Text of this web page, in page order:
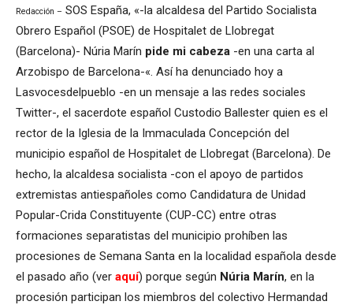
Redacción – SOS España, «-la alcaldesa del Partido Socialista
Obrero Español (PSOE) de Hospitalet de Llobregat
(Barcelona)- Núria Marín pide mi cabeza -en una carta al
Arzobispo de Barcelona-«. Así ha denunciado hoy a
Lasvocesdelpueblo -en un mensaje a las redes sociales
Twitter-, el sacerdote español Custodio Ballester quien es el
rector de la Iglesia de la Immaculada Concepción del
municipio español de Hospitalet de Llobregat (Barcelona). De
hecho, la alcaldesa socialista -con el apoyo de partidos
extremistas antiespañoles como Candidatura de Unidad
Popular-Crida Constituyente (CUP-CC) entre otras
formaciones separatistas del municipio prohíben las
procesiones de Semana Santa en la localidad española desde
el pasado año (ver aquí) porque según Núria Marín, en la
procesión participan los miembros del colectivo Hermandad